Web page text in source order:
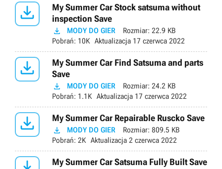

My Summer Car Stock satsuma without
inspection Save
 MODY DO GIER Rozmiar: 22.9 KB
Pobrań: 10K Aktualizacja 17 czerwca 2022

My Summer Car Find Satsuma and parts
Save
 MODY DO GIER Rozmiar: 24.2 KB
Pobrań: 1.1K Aktualizacja 17 czerwca 2022
 My Summer Car Repairable Ruscko Save
 MODY DO GIER Rozmiar: 809.5 KB
Pobrań: 2K Aktualizacja 2 czerwca 2022
My Summer Car Satsuma Fully Built Save